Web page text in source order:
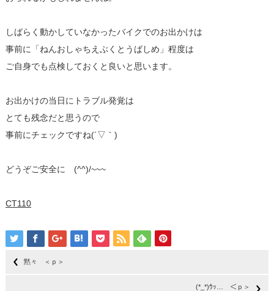
しばらく動かしていなかったバイクでのお出かけは
事前に「ねんおしゃちえぶくとうばしめ」程度は
ご自身でも点検しておくと良いと思います。
お出かけの当日にトラブル発覚は
とても残念だと思うので
事前にチェックですね(´▽｀)
どうぞご安全に (^^)/~~~
CT110
黙々 ＜ｐ＞
(*_*)ｳｯ… ＜ｐ＞